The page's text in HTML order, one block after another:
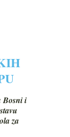
Bosni i
za